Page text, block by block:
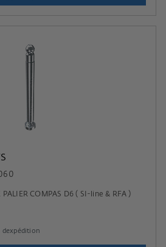
COMPAS D6 ( SI-line & RFA )
dexpédition